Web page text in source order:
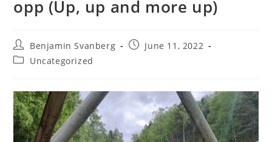
opp (Up, up and more up)
Post
author:
Benjamin Svanberg
PostJune 11, 2022
PostUncategorized